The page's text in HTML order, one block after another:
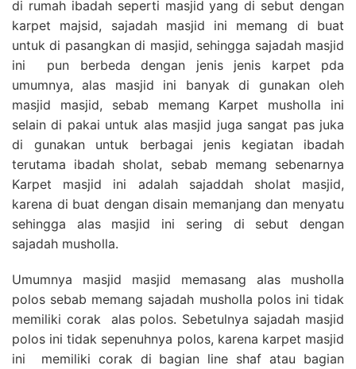
di rumah ibadah seperti masjid yang di sebut dengan
karpet majsid, sajadah masjid ini memang di buat
untuk di pasangkan di masjid, sehingga sajadah masjid
ini pun berbeda dengan jenis jenis karpet pda
umumnya, alas masjid ini banyak di gunakan oleh
masjid masjid, sebab memang Karpet musholla ini
selain di pakai untuk alas masjid juga sangat pas juka
di gunakan untuk berbagai jenis kegiatan ibadah
terutama ibadah sholat, sebab memang sebenarnya
Karpet masjid ini adalah sajaddah sholat masjid,
karena di buat dengan disain memanjang dan menyatu
sehingga alas masjid ini sering di sebut dengan
sajadah musholla.
Umumnya masjid masjid memasang alas musholla
polos sebab memang sajadah musholla polos ini tidak
memiliki corak alas polos. Sebetulnya sajadah masjid
polos ini tidak sepenuhnya polos, karena karpet masjid
ini memiliki corak di bagian line shaf atau bagian